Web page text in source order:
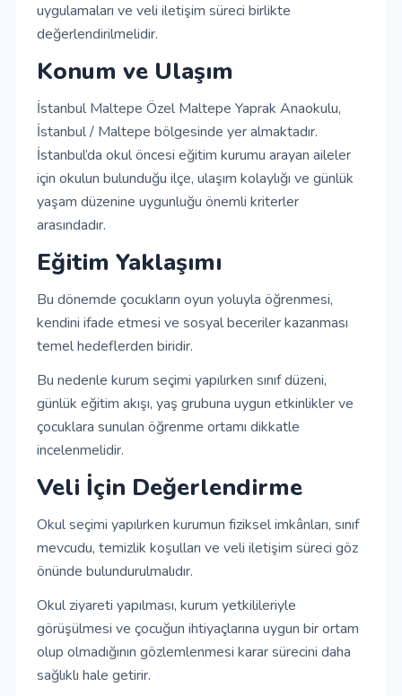
uygulamaları ve veli iletişim süreci birlikte
değerlendirilmelidir.
Konum ve Ulaşım
İstanbul Maltepe Özel Maltepe Yaprak Anaokulu,
İstanbul / Maltepe bölgesinde yer almaktadır.
İstanbul’da okul öncesi eğitim kurumu arayan aileler
için okulun bulunduğu ilçe, ulaşım kolaylığı ve günlük
yaşam düzenine uygunluğu önemli kriterler
arasındadır.
Eğitim Yaklaşımı
Bu dönemde çocukların oyun yoluyla öğrenmesi,
kendini ifade etmesi ve sosyal beceriler kazanması
temel hedeflerden biridir.
Bu nedenle kurum seçimi yapılırken sınıf düzeni,
günlük eğitim akışı, yaş grubuna uygun etkinlikler ve
çocuklara sunulan öğrenme ortamı dikkatle
incelenmelidir.
Veli İçin Değerlendirme
Okul seçimi yapılırken kurumun fiziksel imkânları, sınıf
mevcudu, temizlik koşulları ve veli iletişim süreci göz
önünde bulundurulmalıdır.
Okul ziyareti yapılması, kurum yetkilileriyle
görüşülmesi ve çocuğun ihtiyaçlarına uygun bir ortam
olup olmadığının gözlemlenmesi karar sürecini daha
sağlıklı hale getirir.